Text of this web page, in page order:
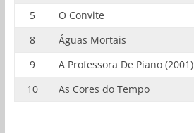
5 O Convite
8
Águas Mortais
9
A Professora De Piano (2001)
10
As Cores do Tempo